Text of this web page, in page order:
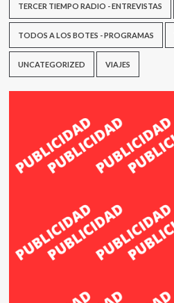
TERCER TIEMPO RADIO - ENTREVISTAS
TODOS A LOS BOTES - PROGRAMAS
UNCATEGORIZED VIAJES